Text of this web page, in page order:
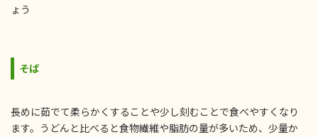
ょう
そば
長めに茹でて柔らかくすることや少し刻むことで食べやすくなり
ます。うどんと比べると食物繊維や脂肪の量が多いため、少量か